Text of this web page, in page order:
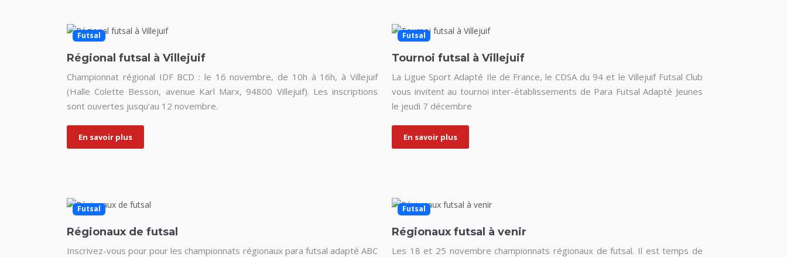
Futsal
Régional futsal à Villejuif
Championnat régional IDF BCD : le 16 novembre, de 10h à 16h, à Villejuif
(Halle Colette Besson, avenue Karl Marx, 94800 Villejuif). Les inscriptions
sont ouvertes jusqu’au 12 novembre.
En savoir plus
Futsal
Tournoi futsal à Villejuif
La Ligue Sport Adapté Ile de France, le CDSA du 94 et le Villejuif Futsal Club
vous invitent au tournoi inter-établissements de Para Futsal Adapté Jeunes
le jeudi 7 décembre
En savoir plus
Futsal
Régionaux de futsal
Inscrivez-vous pour pour les championnats régionaux para futsal adapté ABC
Futsal
Régionaux futsal à venir
Les 18 et 25 novembre championnats régionaux de futsal. Il est temps de